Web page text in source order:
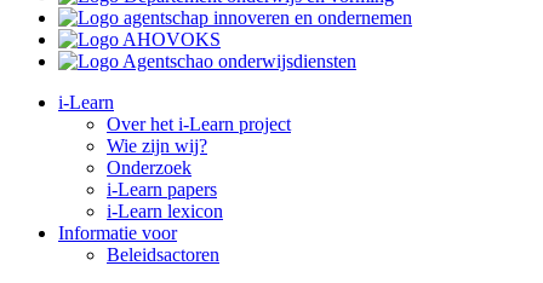
i-Learn
Over het i-Learn project
Wie zijn wij?
Onderzoek
i-Learn papers
i-Learn lexicon
Informatie voor
Beleidsactoren